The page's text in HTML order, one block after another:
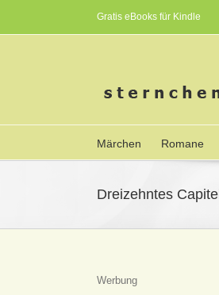
Gratis eBooks für Kindle
Märchen Romane
Dreizehntes Capitel
Werbung